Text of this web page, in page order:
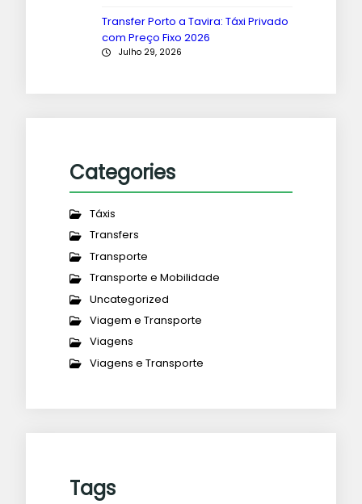
Transfer Porto a Tavira: Táxi Privado
com Preço Fixo 2026
Julho 29, 2026
Categories
Táxis
Transfers
Transporte
Transporte e Mobilidade
Uncategorized
Viagem e Transporte
Viagens
Viagens e Transporte
Tags